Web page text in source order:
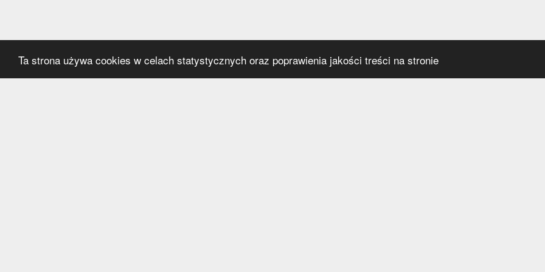
Ta strona używa cookies w celach statystycznych oraz poprawienia jakości treści na stronie